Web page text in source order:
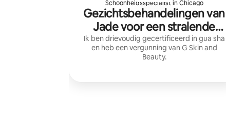
Schoonheidsspecialist in Chicago
Gezichtsbehandelingen van
Jade voor een stralende
huid
Ik ben drievoudig gecertificeerd in gua sha
en heb een vergunning van G Skin and
Beauty.